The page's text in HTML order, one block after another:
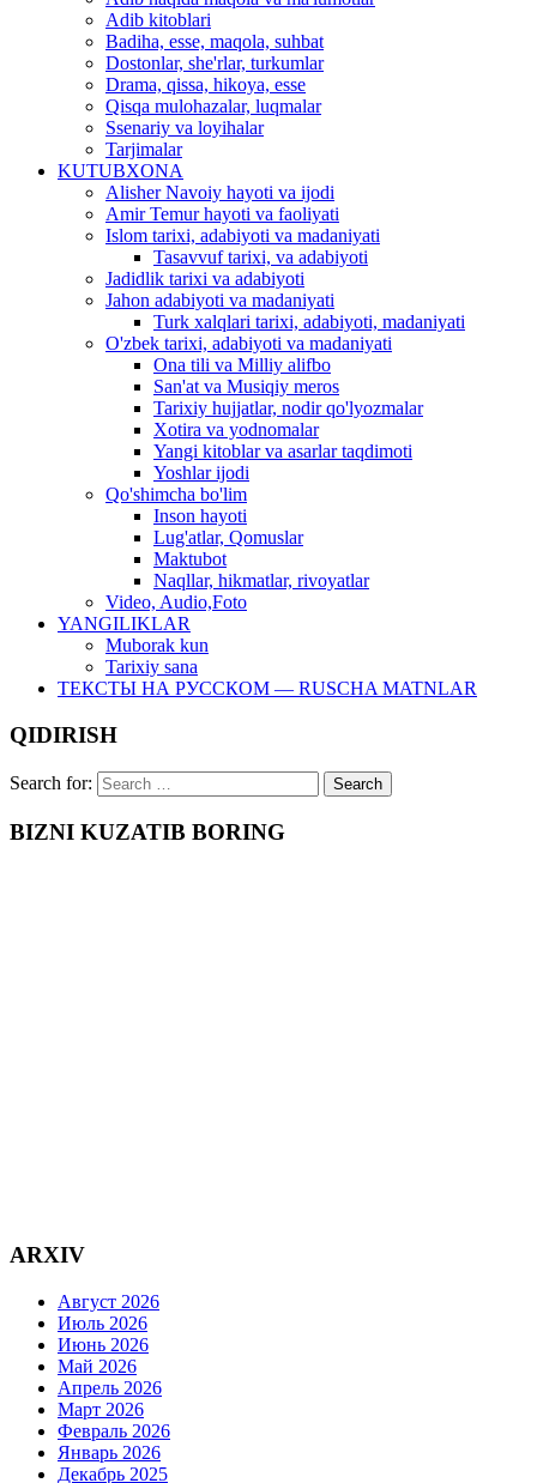
Adib kitoblari
Badiha, esse, maqola, suhbat
Dostonlar, she'rlar, turkumlar
Drama, qissa, hikoya, esse
Qisqa mulohazalar, luqmalar
Ssenariy va loyihalar
Tarjimalar
KUTUBXONA
Alisher Navoiy hayoti va ijodi
Amir Temur hayoti va faoliyati
Islom tarixi, adabiyoti va madaniyati
Tasavvuf tarixi, va adabiyoti
Jadidlik tarixi va adabiyoti
Jahon adabiyoti va madaniyati
Turk xalqlari tarixi, adabiyoti, madaniyati
O'zbek tarixi, adabiyoti va madaniyati
Ona tili va Milliy alifbo
San'at va Musiqiy meros
Tarixiy hujjatlar, nodir qo'lyozmalar
Xotira va yodnomalar
Yangi kitoblar va asarlar taqdimoti
Yoshlar ijodi
Qo'shimcha bo'lim
Inson hayoti
Lug'atlar, Qomuslar
Maktubot
Naqllar, hikmatlar, rivoyatlar
Video, Audio,Foto
YANGILIKLAR
Muborak kun
Tarixiy sana
ТЕКСТЫ НА РУССКОМ — RUSCHA MATNLAR
QIDIRISH
Search for:
BIZNI KUZATIB BORING
ARXIV
Август 2026
Июль 2026
Июнь 2026
Май 2026
Апрель 2026
Март 2026
Февраль 2026
Январь 2026
Декабрь 2025